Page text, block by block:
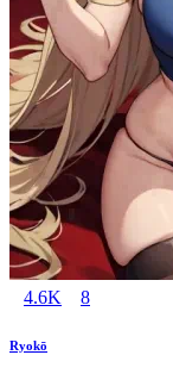
4.6K 8
Ryokō